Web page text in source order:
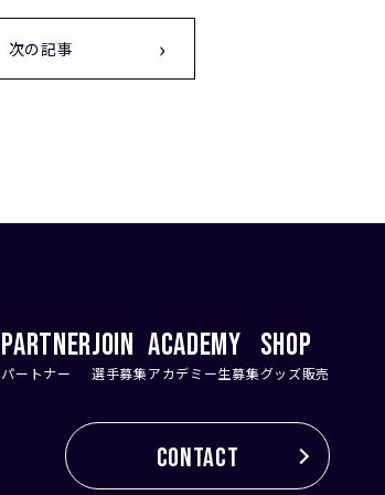
次の記事
PARTNER
パートナー
JOIN
選手募集
ACADEMY
アカデミー生募集
SHOP
グッズ販売
CONTACT